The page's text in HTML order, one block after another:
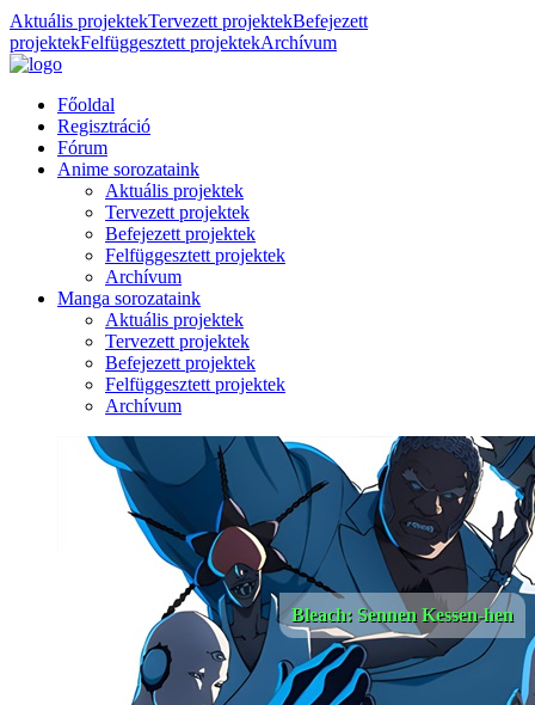
Aktuális projektekTervezett projektekBefejezett
projektekFelfüggesztett projektekArchívum
Főoldal
Regisztráció
Fórum
Anime sorozataink
Aktuális projektek
Tervezett projektek
Befejezett projektek
Felfüggesztett projektek
Archívum
Manga sorozataink
Aktuális projektek
Tervezett projektek
Befejezett projektek
Felfüggesztett projektek
Archívum
Bleach: Sennen Kessen-hen